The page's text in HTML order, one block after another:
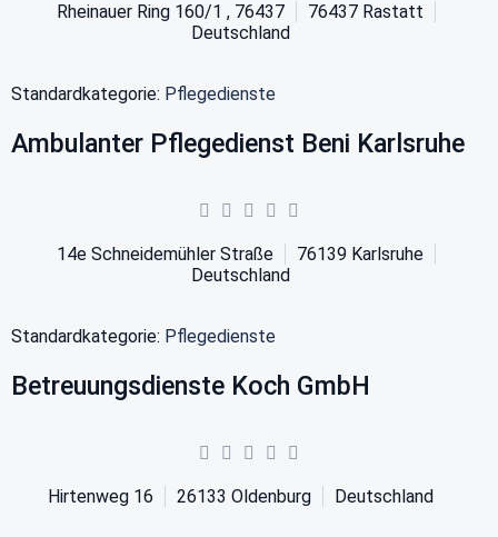
Rheinauer Ring 160/1 , 76437 76437 Rastatt
Deutschland
Standardkategorie: Pflegedienste
Ambulanter Pflegedienst Beni Karlsruhe
14e Schneidemühler Straße 76139 Karlsruhe
Deutschland
Standardkategorie: Pflegedienste
Betreuungsdienste Koch GmbH
Hirtenweg 16 26133 Oldenburg Deutschland